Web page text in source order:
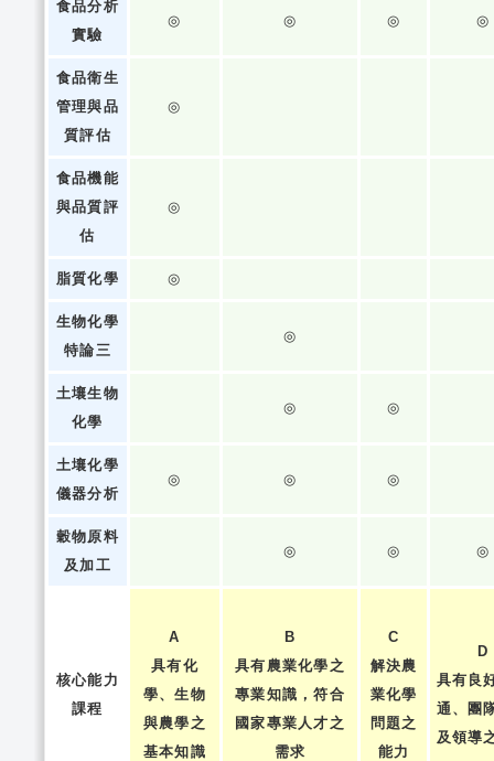
食品分析
實驗
◎ ◎ ◎ ◎
食品衛生
管理與品
質評估
◎
食品機能
與品質評
估
◎
脂質化學 ◎
生物化學
特論三
◎
土壤生物
化學
◎ ◎
土壤化學
儀器分析
◎ ◎ ◎
穀物原料
及加工
◎ ◎ ◎
核心能力
課程
A
具有化
學、生物
與農學之
基本知識
B
具有農業化學之
專業知識，符合
國家專業人才之
需求
C
解決農
業化學
問題之
能力
D
具有良
通、團
及領導